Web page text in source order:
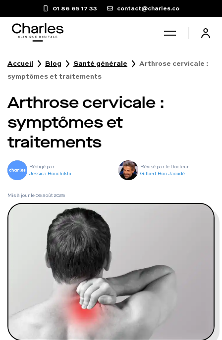
01 86 65 17 33 contact@charles.co
Santé sexuelle
Poids
Troubles du sommeil
Fertilité masculine
Chute de cheveux
Programmes digitaux
Comment ça marche ?
Notre approche médicale
Accueil Blog Santé générale
Arthrose cervicale :
symptômes et traitements
Arthrose cervicale :
symptômes et
traitements
Rédigé par
Jessica Bouchikhi
Révisé par le Docteur
Gilbert Bou Jaoudé
Mis à jour le06 août 2025